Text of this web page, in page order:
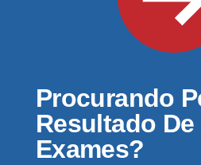
Procurando
Resultado De
Exames?